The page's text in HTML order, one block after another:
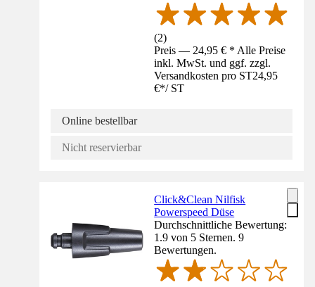
(2)
Preis — 24,95 € * Alle Preise
inkl. MwSt. und ggf. zzgl.
Versandkosten pro ST24,95
€*/ ST
Online bestellbar
Nicht reservierbar
Click&Clean Nilfisk
Powerspeed Düse
Durchschnittliche Bewertung:
1.9 von 5 Sternen. 9
Bewertungen.